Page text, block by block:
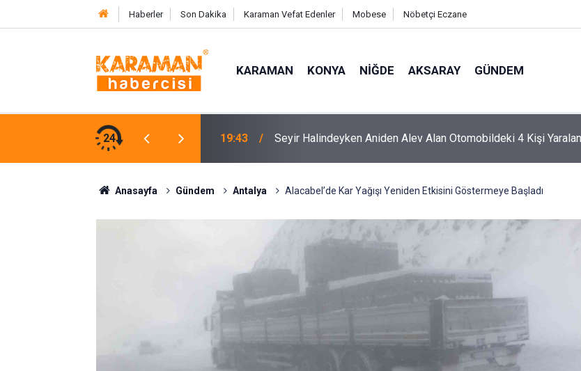
Haberler Son Dakika Karaman Vefat Edenler Mobese Nöbetçi Eczane
KARAMAN KONYA NIĞDE AKSARAY GÜNDEM
24
Otomobildeki 4 Kişi Yaralandı 17:31
Etti
Anasayfa Gündem Antalya Alacabel’de Kar Yağışı Yeniden Etkisini Göstermeye Başladı